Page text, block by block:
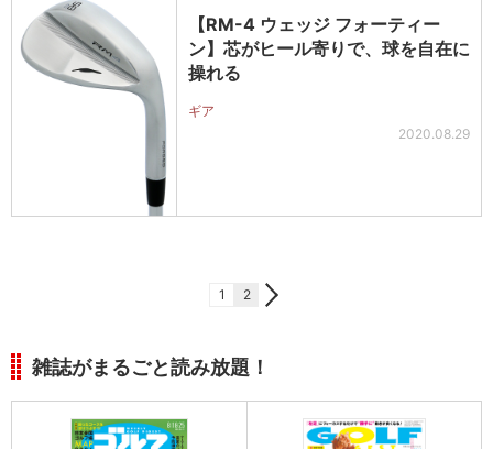
【RM-4 ウェッジ フォーティー
ン】芯がヒール寄りで、球を自在に
操れる
ギア
2020.08.29
1 2
雑誌がまるごと読み放題！